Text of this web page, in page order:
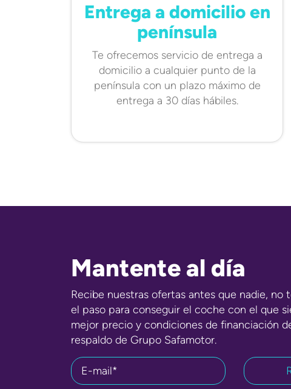
Entrega a domicilio en
península
Te ofrecemos servicio de entrega a
domicilio a cualquier punto de la
península con un plazo máximo de
entrega a 30 días hábiles.
Mantente al día
Recibe nuestras ofertas antes que nadie, no
el paso para conseguir el coche con el que
mejor precio y condiciones de financiación
respaldo de Grupo Safamotor.
E-mail*